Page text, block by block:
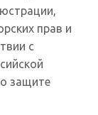
прав и
с
защите